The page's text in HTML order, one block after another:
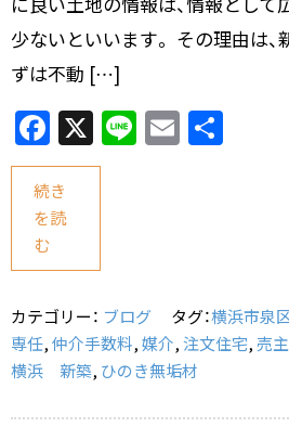
少ないといいます。 その理由は、
ずは不動 […]
F
a
c
e
b
o
o
k
X Li
n
E
m
続き
を読
む
カテゴリー： ブログ タグ：横浜市泉
専任,仲介手数料,媒介,注文住宅, 売主
横浜 新築, ひのき無垢材